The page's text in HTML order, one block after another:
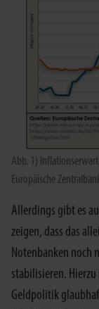
Abb. 1)
Europäische
Allerdings gibt es
zeigen, dass das
Notenbanken noch
stabilisieren.
Geldpolitik